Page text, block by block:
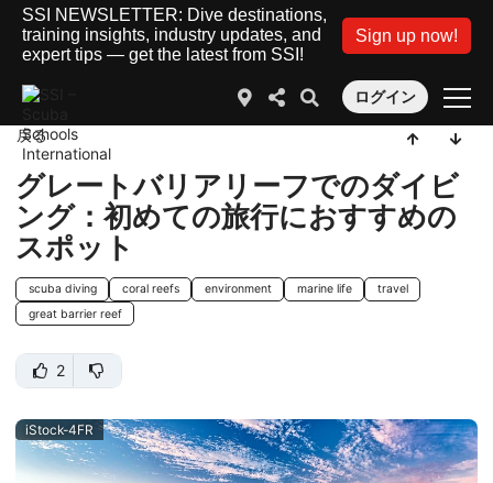
SSI NEWSLETTER: Dive destinations,
training insights, industry updates, and
expert tips — get the latest from SSI!
Sign up now!
ログイン
戻る
グレートバリアリーフでのダイビ
ング：初めての旅行におすすめの
スポット
scuba diving coral reefs environment marine life
travel
great barrier reef
2
iStock-4FR